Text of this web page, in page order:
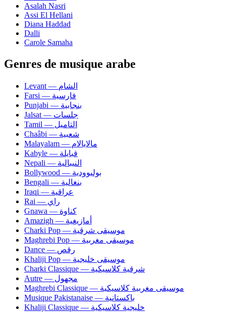
Asalah Nasri
Assi El Hellani
Diana Haddad
Dalli
Carole Samaha
Genres de musique arabe
Levant — الشام
Farsi — فارسية
Punjabi — بنجابية
Jalsat — جلسات
Tamil — التاميل
Chaâbi — شعبية
Malayalam — مالايالام
Kabyle — قبايلة
Nepali — النيبالية
Bollywood — بوليوودية
Bengali — بنغالية
Iraqi — عراقية
Rai — راي
Gnawa — كناوة
Amazigh — أمازيغية
Charki Pop — موسيقى شرقية
Maghrebi Pop — موسيقى مغربية
Dance — رقص
Khaliji Pop — موسيقى خليجية
Charki Classique — شرقية كلاسيكية
Autre — مجهول
Maghrebi Classique — موسيقى مغربية كلاسيكية
Musique Pakistanaise — باكستانية
Khaliji Classique — خليجية كلاسيكية